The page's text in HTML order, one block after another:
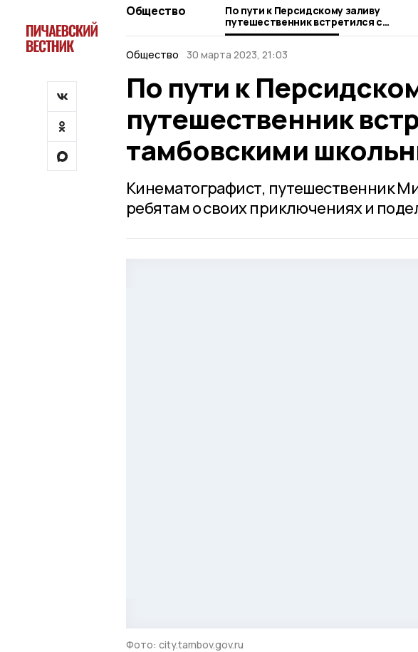
Общество
По пути к Персидскому заливу
путешественник встретился с
тамбовскими школьниками
Общество
30 марта 2023, 21:03
По пути к
путешественник
тамбовскими
Кинематографист, путешественник
ребятам о своих приключениях и
Фото: city.tambov.gov.ru